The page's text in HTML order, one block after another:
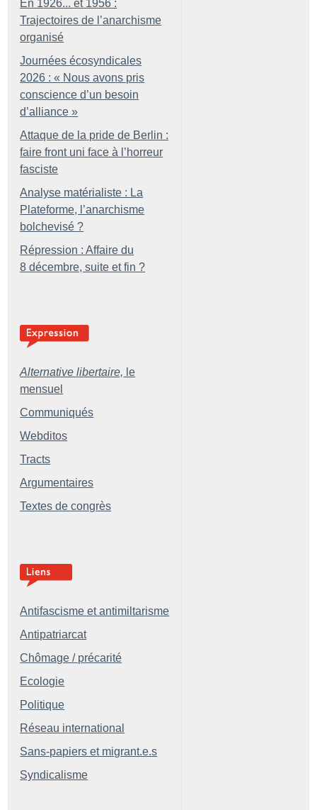
En 1926... et 1956 :
Trajectoires de l’anarchisme
organisé
Journées écosyndicales
2026 : « Nous avons pris
conscience d’un besoin
d’alliance »
Attaque de la pride de Berlin :
faire front uni face à l’horreur
fasciste
Analyse matérialiste : La
Plateforme, l’anarchisme
bolchevisé ?
Répression : Affaire du
8 décembre, suite et fin ?
Alternative libertaire, le
mensuel
Communiqués
Webditos
Tracts
Argumentaires
Textes de congrès
Antifascisme et antimiltarisme
Antipatriarcat
Chômage / précarité
Ecologie
Politique
Réseau international
Sans-papiers et migrant.e.s
Syndicalisme